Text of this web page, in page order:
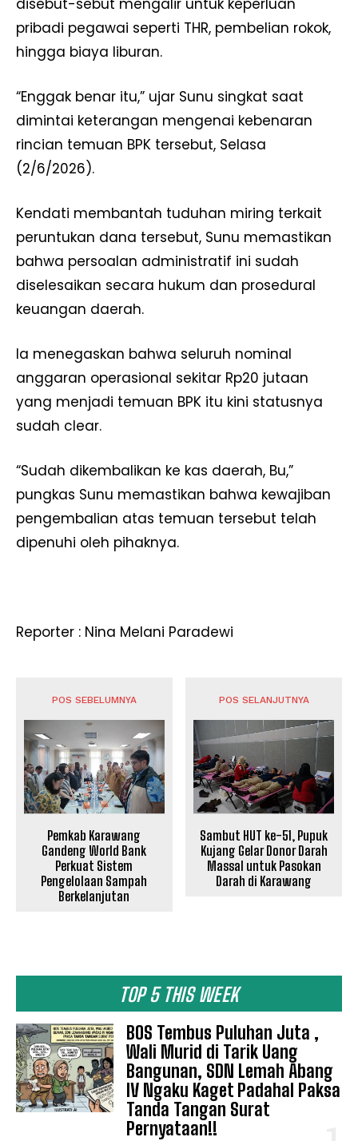
TOP 5 THIS WEEK
BOS Tembus Puluhan Juta ,
Wali Murid di Tarik Uang
Bangunan, SDN Lemah Abang
IV Ngaku Kaget Padahal Paksa
Tanda Tangan Surat
Pernyataan!!
disebut-sebut mengalir untuk keperluan
pribadi pegawai seperti THR, pembelian rokok,
hingga biaya liburan.
“Enggak benar itu,” ujar Sunu singkat saat
dimintai keterangan mengenai kebenaran
rincian temuan BPK tersebut, Selasa
(2/6/2026).
Kendati membantah tuduhan miring terkait
peruntukan dana tersebut, Sunu memastikan
bahwa persoalan administratif ini sudah
diselesaikan secara hukum dan prosedural
keuangan daerah.
Ia menegaskan bahwa seluruh nominal
anggaran operasional sekitar Rp20 jutaan
yang menjadi temuan BPK itu kini statusnya
sudah clear.
“Sudah dikembalikan ke kas daerah, Bu,”
pungkas Sunu memastikan bahwa kewajiban
pengembalian atas temuan tersebut telah
dipenuhi oleh pihaknya.
Reporter : Nina Melani Paradewi
POS SEBELUMNYA
Pemkab Karawang
Gandeng World Bank
Perkuat Sistem
Pengelolaan Sampah
Berkelanjutan
POS SELANJUTNYA
Sambut HUT ke-51, Pupuk
Kujang Gelar Donor Darah
Massal untuk Pasokan
Darah di Karawang